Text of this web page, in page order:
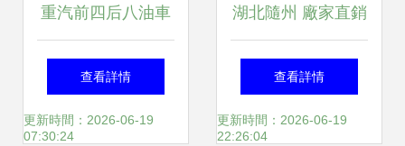
重汽前四后八油車
廠家直銷 程力汽車
集團為您解鎖優惠
查看詳情
更新時間：2026-06-19
07:30:24
湖北隨州 廠家直銷
紅巖油罐車，高效
運油車助力物流新
查看詳情
更新時間：2026-06-19
22:26:04